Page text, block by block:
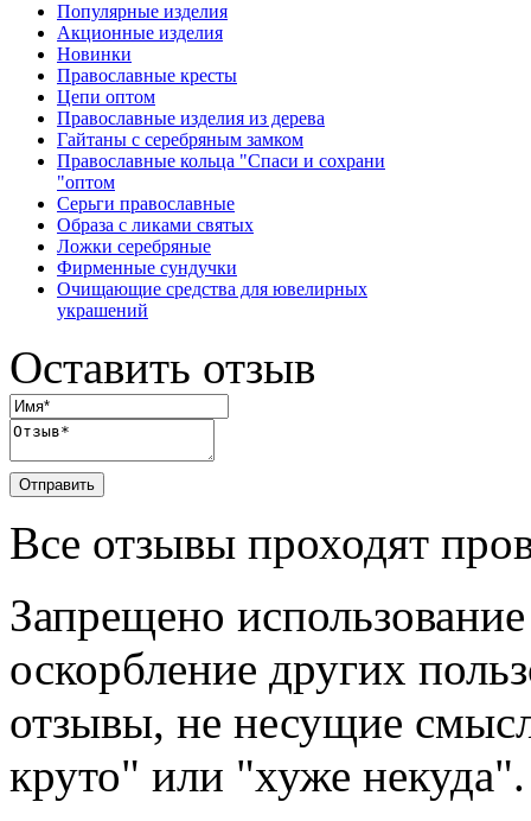
Популярные изделия
Акционные изделия
Новинки
Православные кресты
Цепи оптом
Православные изделия из дерева
Гайтаны с серебряным замком
Православные кольца "Спаси и сохрани
"оптом
Серьги православные
Образа с ликами святых
Ложки серебряные
Фирменные сундучки
Очищающие средства для ювелирных
украшений
Оставить отзыв
Отправить
Все отзывы проходят
Запрещено
оскорбление других
отзывы, не несущие
круто" или "хуже некуда".